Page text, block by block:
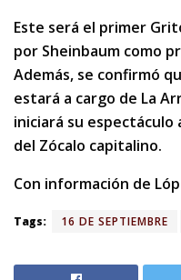
Este será el primer
por Sheinbaum como
Además, se confirmó
estará a cargo de La
iniciará su espectáculo
del Zócalo capitalino.
Con información de
Tags: 16 DE SEPTIEMBRE